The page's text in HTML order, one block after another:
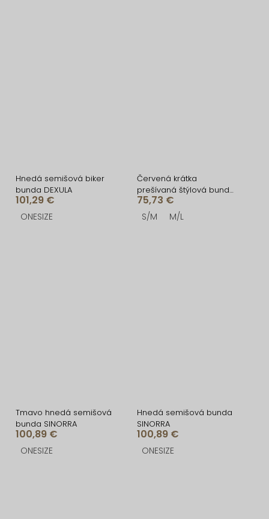
Hnedá semišová biker
bunda DEXULA
101,29 €
ONESIZE
Červená krátka
prešívaná štýlová bunda
BOLDY
75,73 €
S/M M/L
Tmavo hnedá semišová
bunda SINORRA
100,89 €
ONESIZE
Hnedá semišová bunda
SINORRA
100,89 €
ONESIZE